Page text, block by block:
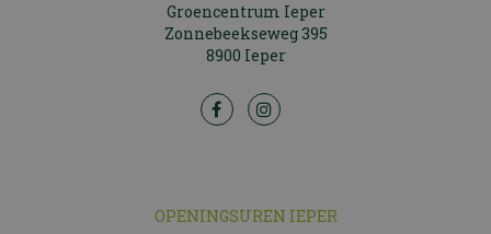
Groencentrum Ieper
Zonnebeekseweg 395
8900 Ieper
OPENINGSUREN IEPER